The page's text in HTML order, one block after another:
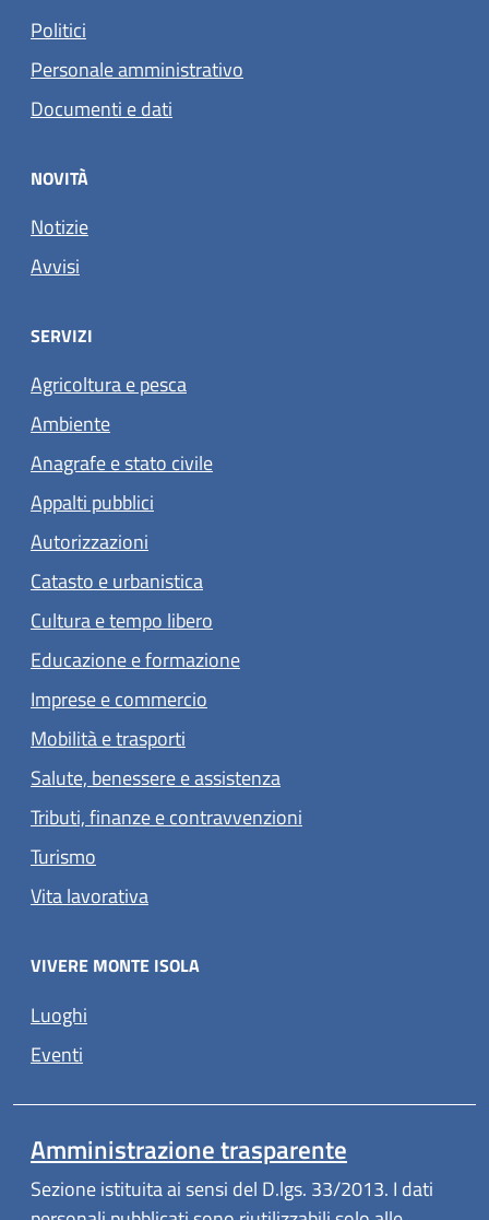
Politici
Personale amministrativo
Documenti e dati
NOVITÀ
Notizie
Avvisi
SERVIZI
Agricoltura e pesca
Ambiente
Anagrafe e stato civile
Appalti pubblici
Autorizzazioni
Catasto e urbanistica
Cultura e tempo libero
Educazione e formazione
Imprese e commercio
Mobilità e trasporti
Salute, benessere e assistenza
Tributi, finanze e contravvenzioni
Turismo
Vita lavorativa
VIVERE MONTE ISOLA
Luoghi
Eventi
Amministrazione trasparente
Sezione istituita ai sensi del D.lgs. 33/2013. I dati